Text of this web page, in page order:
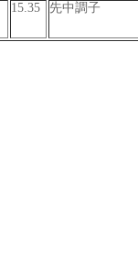
15.35 先中調子